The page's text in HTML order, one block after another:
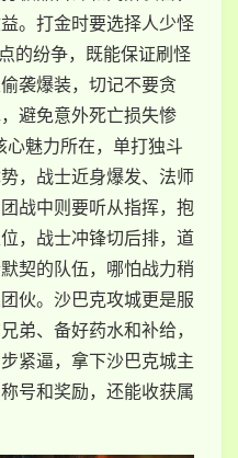
。打金时要选择人少怪
的纷争，既能保证刷怪
袭爆装，切记不要贪
避免意外死亡损失惨
心魅力所在，单打独斗
，战士近身爆发、法师
战中则要听从指挥，抱
，战士冲锋切后排，道
契的队伍，哪怕战力稍
伙。沙巴克攻城更是服
弟、备好药水和补给，
紧逼，拿下沙巴克城主
号和奖励，还能收获属